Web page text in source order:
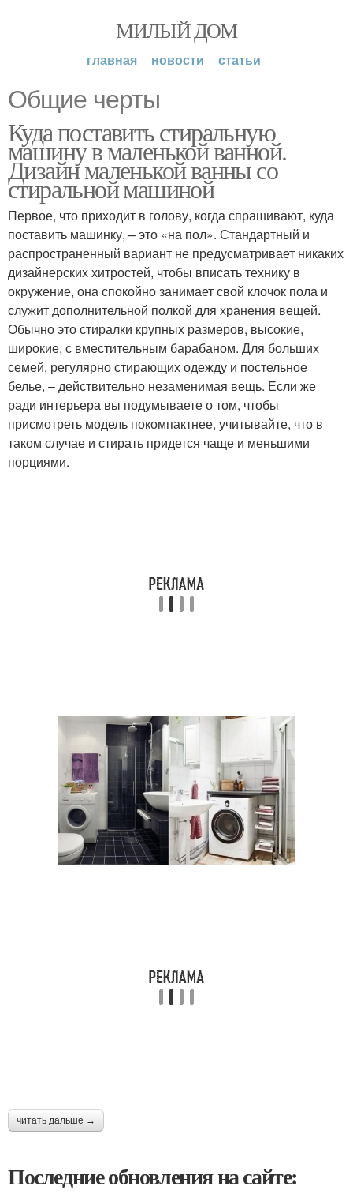
МИЛЫЙ ДОМ
главная новости статьи
Общие черты
Куда поставить стиральную
машину в маленькой ванной.
Дизайн маленькой ванны со
стиральной машиной
Первое, что приходит в голову, когда спрашивают, куда
поставить машинку, – это «на пол». Стандартный и
распространенный вариант не предусматривает никаких
дизайнерских хитростей, чтобы вписать технику в
окружение, она спокойно занимает свой клочок пола и
служит дополнительной полкой для хранения вещей.
Обычно это стиралки крупных размеров, высокие,
широкие, с вместительным барабаном. Для больших
семей, регулярно стирающих одежду и постельное
белье, – действительно незаменимая вещь. Если же
ради интерьера вы подумываете о том, чтобы
присмотреть модель покомпактнее, учитывайте, что в
таком случае и стирать придется чаще и меньшими
порциями.
читать дальше →
Последние обновления на сайте: